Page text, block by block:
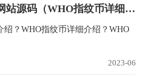
【世界播资讯】投资理财网站源码（WHO指纹币详细介绍？）
绍？WHO指纹币详细介绍？WHO
2023-06